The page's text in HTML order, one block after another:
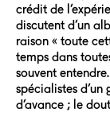
crédit de
discutent d’un
raison « toute
temps dans
souvent
spécialistes d’un
d’avance ; le